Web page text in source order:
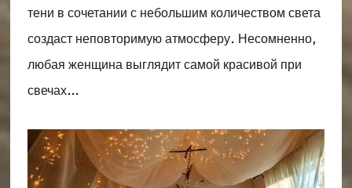
тени в сочетании с небольшим количеством света
создаст неповторимую атмосферу. Несомненно,
любая женщина выглядит самой красивой при
свечах…